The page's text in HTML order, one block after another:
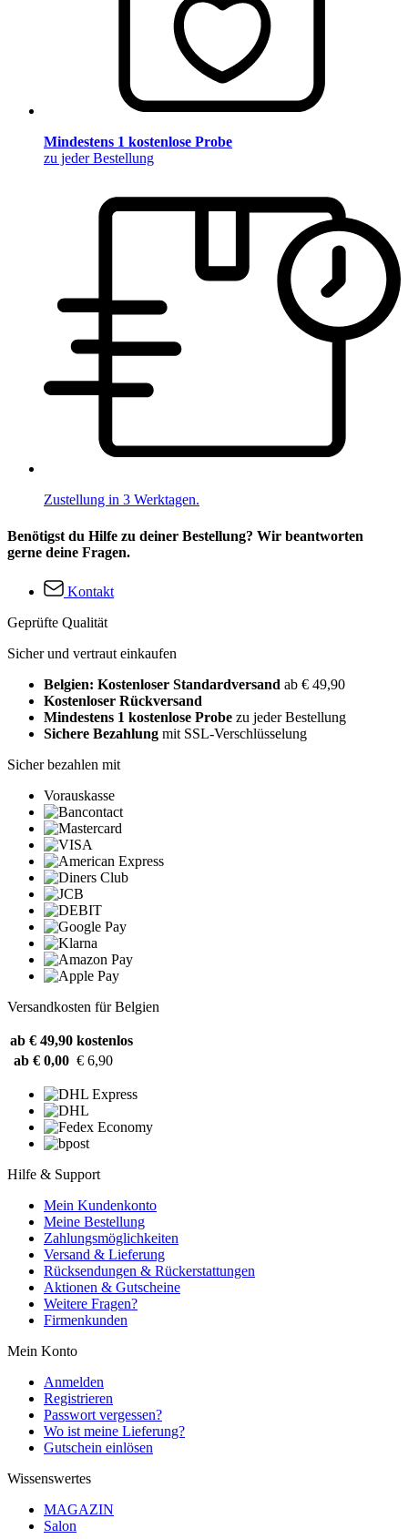
Mindestens 1 kostenlose Probe
zu jeder Bestellung
Zustellung in 3 Werktagen.
Benötigst du Hilfe zu deiner Bestellung? Wir beantworten
gerne deine Fragen.
Kontakt
Geprüfte Qualität
Sicher und vertraut einkaufen
Belgien: Kostenloser Standardversand ab € 49,90
Kostenloser Rückversand
Mindestens 1 kostenlose Probe zu jeder Bestellung
Sichere Bezahlung mit SSL-Verschlüsselung
Sicher bezahlen mit
Vorauskasse
Versandkosten für Belgien
ab € 49,90 kostenlos
ab € 0,00 € 6,90
Hilfe & Support
Mein Kundenkonto
Meine Bestellung
Zahlungsmöglichkeiten
Versand & Lieferung
Rücksendungen & Rückerstattungen
Aktionen & Gutscheine
Weitere Fragen?
Firmenkunden
Mein Konto
Anmelden
Registrieren
Passwort vergessen?
Wo ist meine Lieferung?
Gutschein einlösen
Wissenswertes
MAGAZIN
Salon